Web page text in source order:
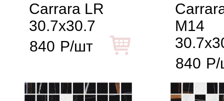
Carrara LR
30.7x30.7
840 Р/шт
M14
840 Р/